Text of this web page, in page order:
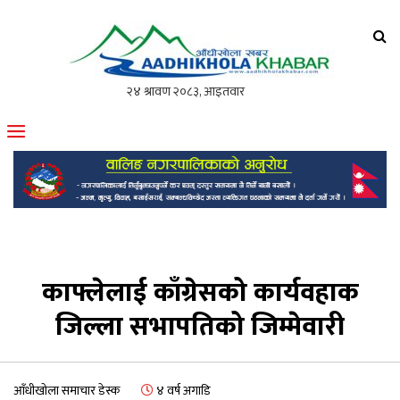
मोफसलकै लोकप्रिय अनलाइन पत्रिका
काफ्लेलाई काँग्रेसको कार्यवहाक
जिल्ला सभापतिको जिम्मेवारी
आँधीखोला समाचार डेस्क ४ वर्ष अगाडि